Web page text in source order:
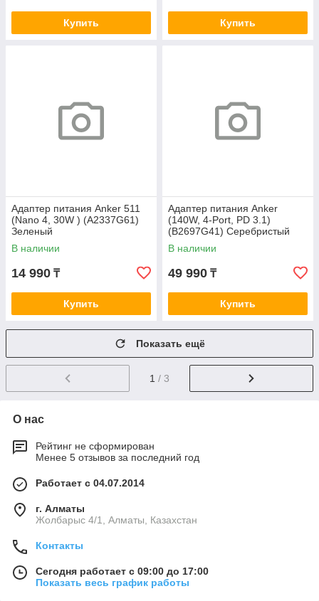
Купить Купить
Адаптер питания Anker 511
(Nano 4, 30W ) (A2337G61)
Зеленый
В наличии
14 990 ₸
Купить
Адаптер питания Anker
(140W, 4-Port, PD 3.1)
(B2697G41) Серебристый
В наличии
49 990 ₸
Купить
Показать ещё
1 / 3
О нас
Рейтинг не сформирован
Менее 5 отзывов за последний год
Работает с 04.07.2014
г. Алматы
Жолбарыс 4/1, Алматы, Казахстан
Контакты
Сегодня работает с 09:00 до 17:00
Показать весь график работы